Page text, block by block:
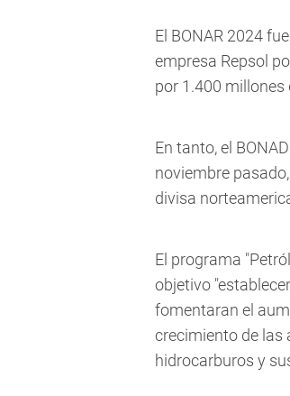
El BONAR 2024
empresa Repsol
por 1.400 millones
En tanto, el
noviembre
divisa
El programa
objetivo
fomentaran el
crecimiento de las
hidrocarburos y